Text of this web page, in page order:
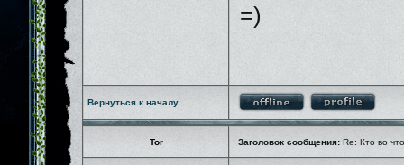
=)
Вернуться к началу
Tor Заголовок сообщения: Re: Кто во